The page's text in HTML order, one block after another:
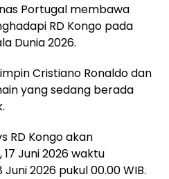
Portugal membawa
RD Kongo pada
Dunia 2026.
Cristiano Ronaldo dan
yang sedang berada
RD Kongo akan
Juni 2026 waktu
2026 pukul 00.00 WIB.